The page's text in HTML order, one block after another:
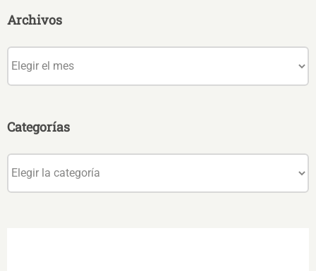
Archivos
Categorías